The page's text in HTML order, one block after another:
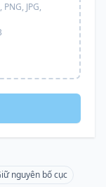
PNG, JPG,
nguyên bố cục